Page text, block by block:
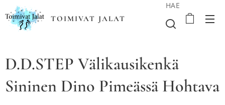
TOIMIVAT JALAT
HAE
D.D.STEP Välikausikenkä
Sininen Dino Pimeässä Hohtava